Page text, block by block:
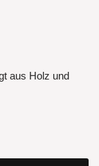
aus Holz und